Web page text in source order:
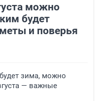
можно
будет
и поверья
зима, можно
— важные